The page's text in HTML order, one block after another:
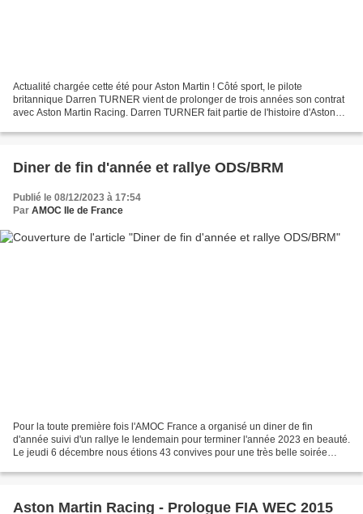
Actualité chargée cette été pour Aston Martin ! Côté sport, le pilote
britannique Darren TURNER vient de prolonger de trois années son contrat
avec Aston Martin Racing. Darren TURNER fait partie de l'histoire d'Aston
Diner de fin d'année et rallye ODS/BRM
Publié le 08/12/2023 à 17:54
Par AMOC Ile de France
Pour la toute première fois l'AMOC France a organisé un diner de fin
d'année suivi d'un rallye le lendemain pour terminer l'année 2023 en beauté.
Le jeudi 6 décembre nous étions 43 convives pour une très belle soirée
Aston Martin Racing - Prologue FIA WEC 2015